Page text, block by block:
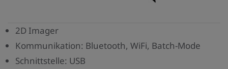
2D Imager
Kommunikation: Bluetooth, WiFi, Batch-Mode
Schnittstelle: USB